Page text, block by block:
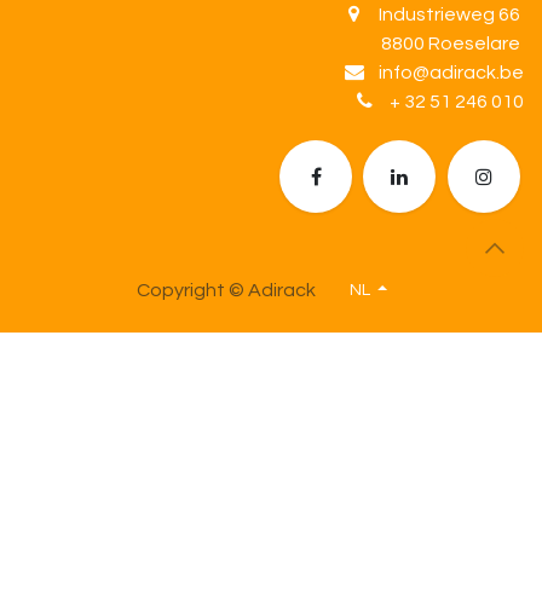
Industrieweg 66
8800 Roeselare
info@adirack.be
+ 32 51 246 010
Copyright © Adirack NL